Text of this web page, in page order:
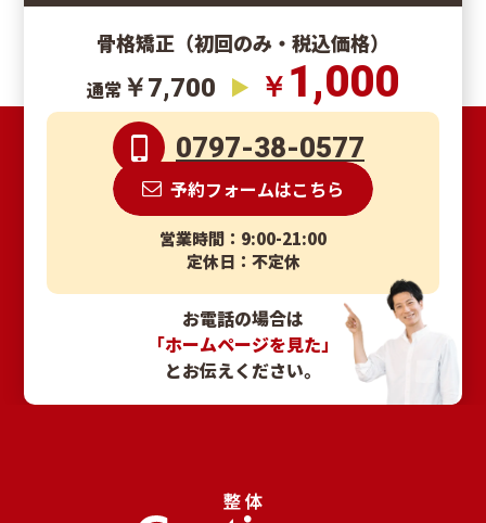
骨格矯正（初回のみ・税込価格）
通常 ￥7,700 ￥ 1,000
0797-38-0577
予約フォームはこちら
営業時間：9:00-21:00
定休日：不定休
お電話の場合は
「ホームページを見た」
とお伝えください。